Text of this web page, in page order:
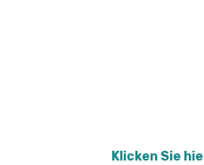
Klicken Sie